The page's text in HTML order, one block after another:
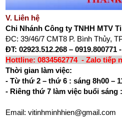
V. Liên hệ
Chi Nhánh Công ty TNHH MTV
ĐC: 39/46/7 CMT8 P. Bình Thủy,
ĐT: 02923.512.268 – 0919.800771
Hottline: 0834562774 - Zalo tiếp
Thời gian làm việc:
- Từ thứ 2 – thứ 6 : sáng 8h00 –
- Riêng thứ 7 làm việc buổi sáng
Email: vitinhminhhien@gmail.com